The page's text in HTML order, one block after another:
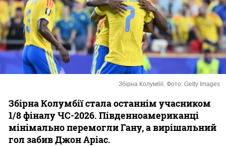
Букмекери
Казино
Збірна Колумбії. Фото: Getty Images
Збірна Колумбії стала останнім учасником
1/8 фіналу ЧС-2026. Південноамериканці
мінімально перемогли Гану, а вирішальний
гол забив Джон Аріас.